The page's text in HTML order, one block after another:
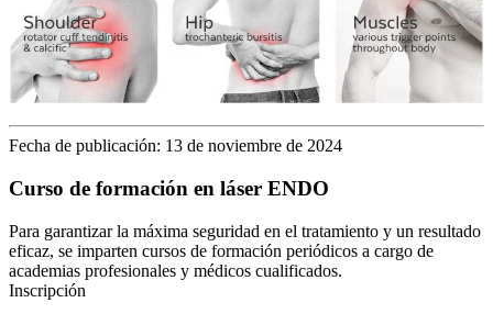
Fecha de publicación: 13 de noviembre de 2024
Curso de formación en láser ENDO
Para garantizar la máxima seguridad en el tratamiento y un resultado
eficaz, se imparten cursos de formación periódicos a cargo de
academias profesionales y médicos cualificados.
Inscripción